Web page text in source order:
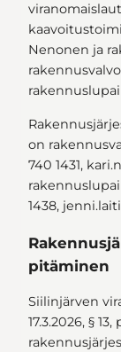
Nenonen ja
on
740 1431,
1438,
pitäminen
Siilinjärven
17.3.2026, §